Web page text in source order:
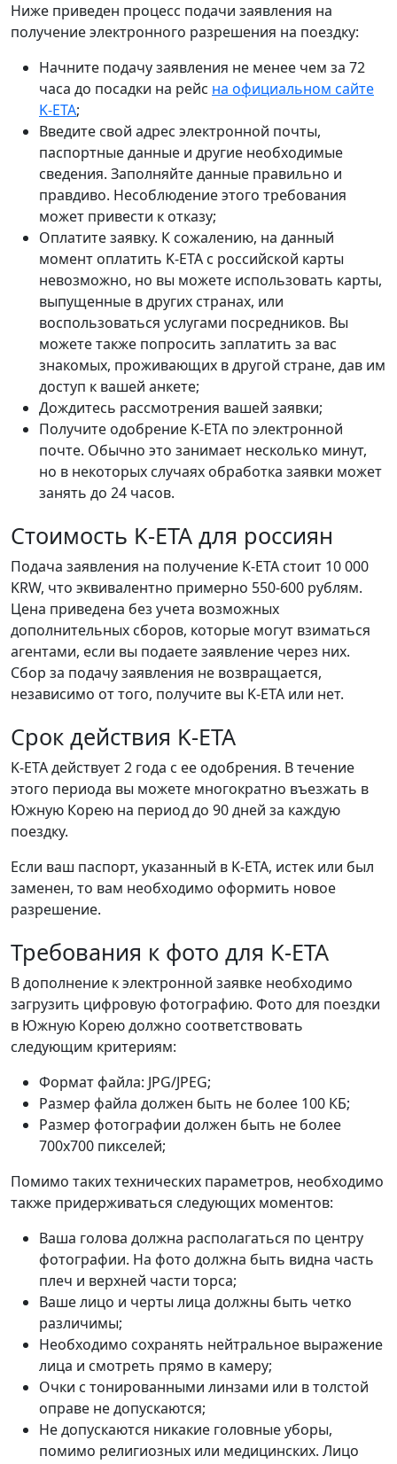
Ниже приведен процесс подачи заявления на
получение электронного разрешения на поездку:
Начните подачу заявления не менее чем за 72
часа до посадки на рейс на официальном сайте
K-ETA;
Введите свой адрес электронной почты,
паспортные данные и другие необходимые
сведения. Заполняйте данные правильно и
правдиво. Несоблюдение этого требования
может привести к отказу;
Оплатите заявку. К сожалению, на данный
момент оплатить K-ETA с российской карты
невозможно, но вы можете использовать карты,
выпущенные в других странах, или
воспользоваться услугами посредников. Вы
можете также попросить заплатить за вас
знакомых, проживающих в другой стране, дав им
доступ к вашей анкете;
Дождитесь рассмотрения вашей заявки;
Получите одобрение K-ETA по электронной
почте. Обычно это занимает несколько минут,
но в некоторых случаях обработка заявки может
занять до 24 часов.
Стоимость K-ETA для россиян
Подача заявления на получение K-ETA стоит 10 000
KRW, что эквивалентно примерно 550-600 рублям.
Цена приведена без учета возможных
дополнительных сборов, которые могут взиматься
агентами, если вы подаете заявление через них.
Сбор за подачу заявления не возвращается,
независимо от того, получите вы K-ETA или нет.
Срок действия K-ETA
K-ETA действует 2 года с ее одобрения. В течение
этого периода вы можете многократно въезжать в
Южную Корею на период до 90 дней за каждую
поездку.
Если ваш паспорт, указанный в K-ETA, истек или был
заменен, то вам необходимо оформить новое
разрешение.
Требования к фото для K-ETA
В дополнение к электронной заявке необходимо
загрузить цифровую фотографию. Фото для поездки
в Южную Корею должно соответствовать
следующим критериям:
Формат файла: JPG/JPEG;
Размер файла должен быть не более 100 КБ;
Размер фотографии должен быть не более
700x700 пикселей;
Помимо таких технических параметров, необходимо
также придерживаться следующих моментов:
Ваша голова должна располагаться по центру
фотографии. На фото должна быть видна часть
плеч и верхней части торса;
Ваше лицо и черты лица должны быть четко
различимы;
Необходимо сохранять нейтральное выражение
лица и смотреть прямо в камеру;
Очки с тонированными линзами или в толстой
оправе не допускаются;
Не допускаются никакие головные уборы,
помимо религиозных или медицинских. Лицо